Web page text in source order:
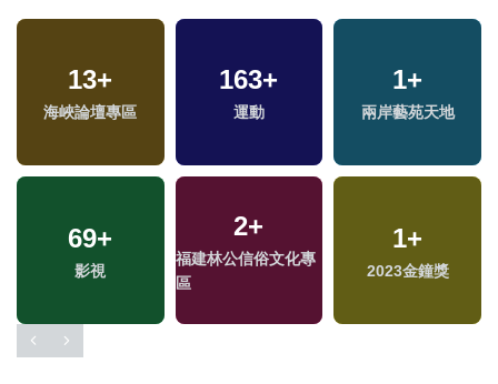
13+
海峽論壇專區
163+
運動
1+
兩岸藝苑天地
69+
影視
2+
福建林公信俗文化專
區
1+
2023金鐘獎